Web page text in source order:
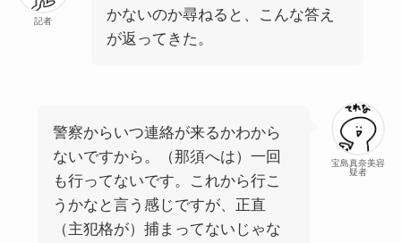
記者
かないのか尋ねると、こんな答え
が返ってきた。
宝島真奈美容
疑者
警察からいつ連絡が来るかわから
ないですから。（那須へは）一回
も行ってないです。これから行こ
うかなと言う感じですが、正直
（主犯格が）捕まってないじゃな